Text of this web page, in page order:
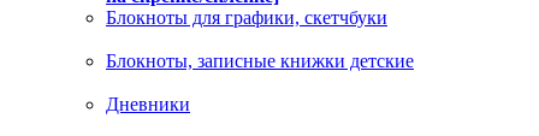
Блокноты для графики, скетчбуки
Блокноты, записные книжки детские
Дневники